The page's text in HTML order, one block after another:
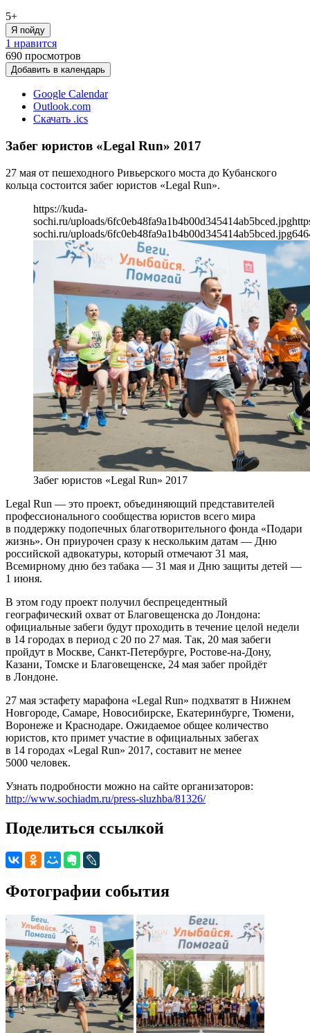
5+
Я пойду
1 нравится
690 просмотров
Добавить в календарь
Google Calendar
Outlook.com
Скачать .ics
Забег юристов «Legal Run» 2017
27 мая от пешеходного Ривьерского моста до Кубанского
кольца состоится забег юристов «Legal Run».
https://kuda-
sochi.ru/uploads/6fc0eb48fa9a1b4b00d345414ab5bced.jpg
sochi.ru/uploads/6fc0eb48fa9a1b4b00d345414ab5bced.jpg646
Забег юристов «Legal Run» 2017
Legal Run — это проект, объединяющий представителей
профессионального сообщества юристов всего мира
в поддержку подопечных благотворительного фонда «Подари
жизнь». Он приурочен сразу к нескольким датам — Дню
российской адвокатуры, который отмечают 31 мая,
Всемирному дню без табака — 31 мая и Дню защиты детей —
1 июня.
В этом году проект получил беспрецедентный
географический охват от Благовещенска до Лондона:
официальные забеги будут проходить в течение целой недели
в 14 городах в период с 20 по 27 мая. Так, 20 мая забеги
пройдут в Москве, Санкт-Петербурге, Ростове-на-Дону,
Казани, Томске и Благовещенске, 24 мая забег пройдёт
в Лондоне.
27 мая эстафету марафона «Legal Run» подхватят в Нижнем
Новгороде, Самаре, Новосибирске, Екатеринбурге, Тюмени,
Воронеже и Краснодаре. Ожидаемое общее количество
юристов, кто примет участие в официальных забегах
в 14 городах «Legal Run» 2017, составит не менее
5000 человек.
Узнать подробности можно на сайте организаторов:
http://www.sochiadm.ru/press-sluzhba/81326/
Поделиться ссылкой
Фотографии события